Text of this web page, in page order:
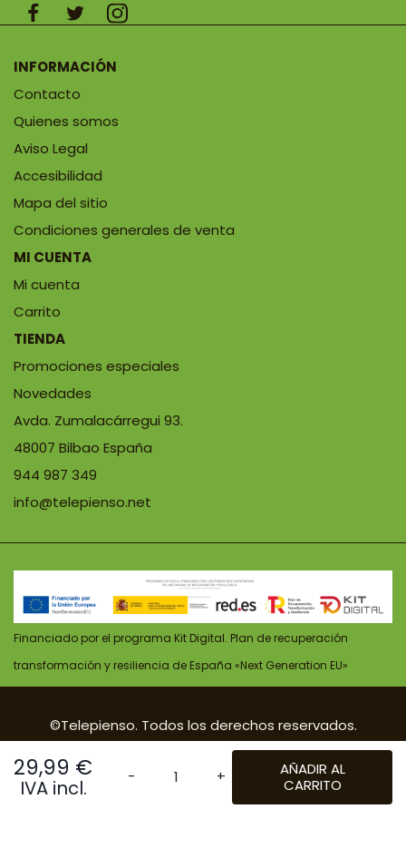
29,99 €
IVA incl.
AÑADIR AL
CARRITO
INFORMACIÓN
Contacto
Quienes somos
Aviso Legal
Accesibilidad
Mapa del sitio
Condiciones generales de venta
MI CUENTA
Mi cuenta
Carrito
TIENDA
Promociones especiales
Novedades
Avda. Zumalacárregui 93.
48007 Bilbao España
944 987 349
info@telepienso.net
Financiado por el programa Kit Digital. Plan de recuperación
transformación y resiliencia de España «Next Generation EU»
©Telepienso. Todos los derechos reservados.
. Powered byPomatio.